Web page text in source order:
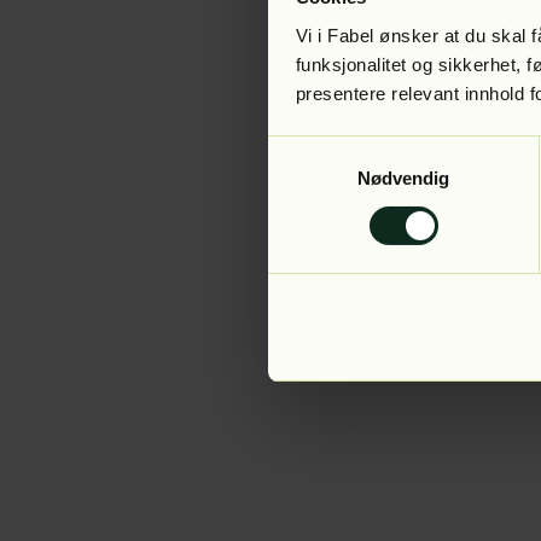
Vi i Fabel ønsker at du skal
funksjonalitet og sikkerhet,
presentere relevant innhold
Nødvendig
Application